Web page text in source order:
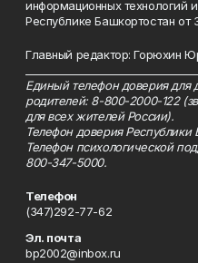
информационных технологий
Республике Башкортостан от
Главный редактор: Горюхин
Единый телефон доверия для
родителей: 8-800-2000-122
для всех жителей России).
Телефон доверия Республики
Телефон психологической
800-347-5000.
Телефон
(347)292-77-62
Эл. почта
bp2002@inbox.ru